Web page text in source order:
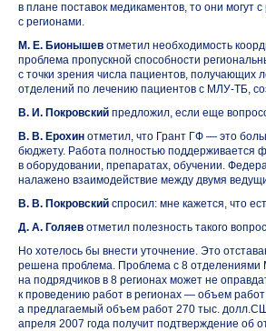
в плане поставок медикаментов, то они могут
с регионами.
М. Е. Бионышев отметил необходимость
проблема пропускной способности
с точки зрения числа пациентов, получающих
отделений по лечению пациентов с МЛУ-ТБ,
В. И. Покровский предложил, если еще
В. В. Ерохин отметил, что Грант ГФ — это
бюджету. Работа полностью поддерживается
в оборудовании, препаратах, обучении.
налажено взаимодействие между двумя
В. В. Покровский спросил: мне кажется, что
Д. А. Голяев отметил полезность такого
Но хотелось бы внести уточнение. Это
решена проблема. Проблема с 8 отделениями
на подрядчиков в 8 регионах может не
к проведению работ в регионах — объем
а предлагаемый объем работ 270 тыс.
апреля 2007 года получит подтверждение об